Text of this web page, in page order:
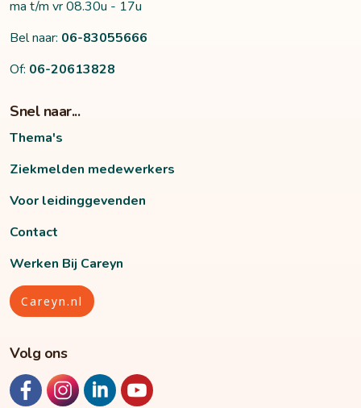
ma t/m vr 08.30u - 17u
Bel naar: 06-83055666
Of: 06-20613828
Snel naar...
Thema's
Ziekmelden medewerkers
Voor leidinggevenden
Contact
Werken Bij Careyn
Careyn.nl
Volg ons